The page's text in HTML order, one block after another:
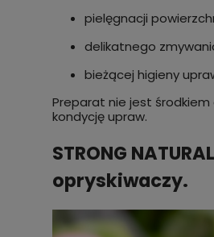
pielęgnacji
delikatnego
bieżącej higieny
Preparat nie jest
kondycję upraw.
STRONG
opryskiwaczy.